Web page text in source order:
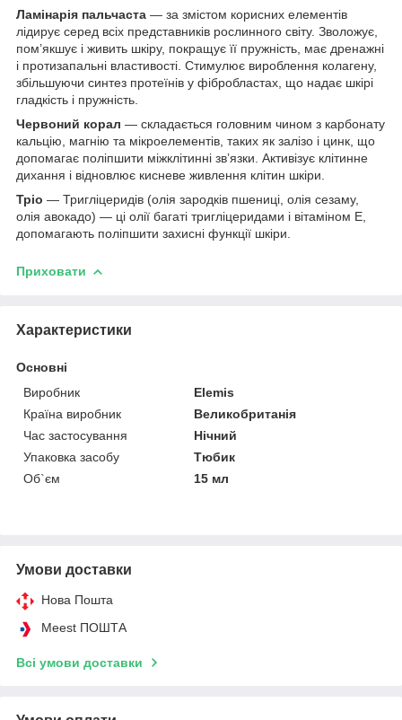
Ламінарія пальчаста — за змістом корисних елементів
лідирує серед всіх представників рослинного світу. Зволожує,
пом’якшує і живить шкіру, покращує її пружність, має дренажні
і протизапальні властивості. Стимулює вироблення колагену,
збільшуючи синтез протеїнів у фібробластах, що надає шкірі
гладкість і пружність.
Червоний корал — складається головним чином з карбонату
кальцію, магнію та мікроелементів, таких як залізо і цинк, що
допомагає поліпшити міжклітинні зв’язки. Активізує клітинне
дихання і відновлює кисневе живлення клітин шкіри.
Тріо — Тригліцеридів (олія зародків пшениці, олія сезаму,
олія авокадо) — ці олії багаті тригліцеридами і вітаміном Е,
допомагають поліпшити захисні функції шкіри.
Приховати
Характеристики
Основні
Виробник
Elemis
Країна виробник
Великобританія
Час застосування
Нічний
Упаковка засобу
Тюбик
Об`єм
15 мл
Умови доставки
Нова Пошта
Meest ПОШТА
Всі умови доставки